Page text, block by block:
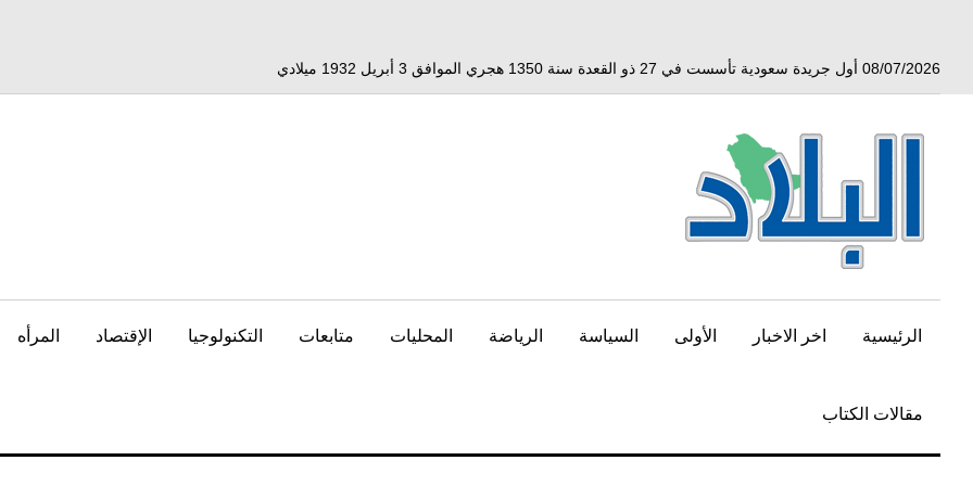
08/07/2026 أول جريدة سعودية تأسست في 27 ذو القعدة سنة 1350 هجري الموافق 3 أبريل 1932 ميلادي
الرئيسية اخر الاخبار الأولى السياسة الرياضة المحليات متابعات التكنولوجيا الإقتصاد المرأه
مقالات الكتاب